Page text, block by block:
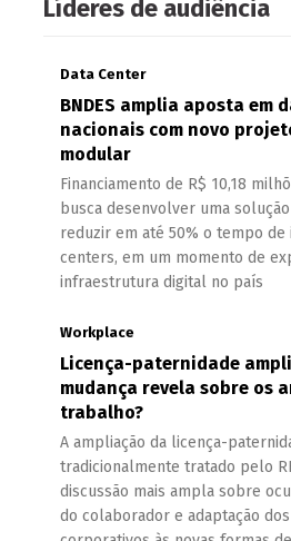
Líderes de audiência
Data Center
BNDES amplia aposta em
nacionais com novo
modular
Financiamento de R$ 10,18
busca desenvolver uma
reduzir em até 50% o tempo de
centers, em um momento de
infraestrutura digital no país
Workplace
Licença-paternidade
mudança revela sobre os
trabalho?
A ampliação da licença-
tradicionalmente tratado pelo
discussão mais ampla sobre
do colaborador e adaptação